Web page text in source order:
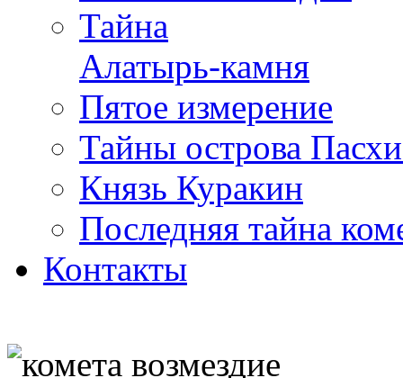
Тайна
Алатырь-камня
Пятое измерение
Тайны острова
Князь Куракин
Последняя тайна
Контакты